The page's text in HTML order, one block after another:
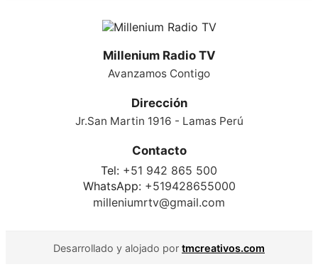
Millenium Radio TV
Avanzamos Contigo
Dirección
Jr.San Martin 1916 - Lamas Perú
Contacto
Tel: +51 942 865 500
WhatsApp: +519428655000
milleniumrtv@gmail.com
Desarrollado y alojado por tmcreativos.com